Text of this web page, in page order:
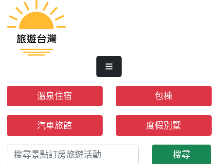
溫泉住宿 包棟
汽車旅館 度假別墅
搜尋